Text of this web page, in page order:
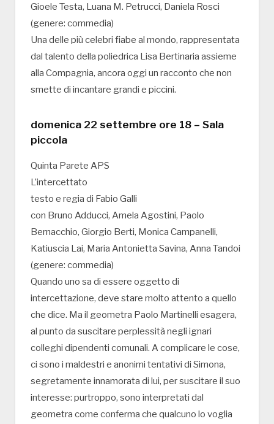
Gioele Testa, Luana M. Petrucci, Daniela Rosci
(genere: commedia)
Una delle più celebri fiabe al mondo, rappresentata
dal talento della poliedrica Lisa Bertinaria assieme
alla Compagnia, ancora oggi un racconto che non
smette di incantare grandi e piccini.
domenica 22 settembre ore 18 – Sala
piccola
Quinta Parete APS
L’intercettato
testo e regia di Fabio Galli
con Bruno Adducci, Amela Agostini, Paolo
Bernacchio, Giorgio Berti, Monica Campanelli,
Katiuscia Lai, Maria Antonietta Savina, Anna Tandoi
(genere: commedia)
Quando uno sa di essere oggetto di
intercettazione, deve stare molto attento a quello
che dice. Ma il geometra Paolo Martinelli esagera,
al punto da suscitare perplessità negli ignari
colleghi dipendenti comunali. A complicare le cose,
ci sono i maldestri e anonimi tentativi di Simona,
segretamente innamorata di lui, per suscitare il suo
interesse: purtroppo, sono interpretati dal
geometra come conferma che qualcuno lo voglia